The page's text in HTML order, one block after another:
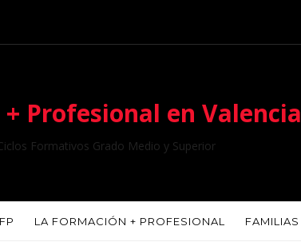
Profesional en Valencia
Formativos Grado Medio y Superior
LA FORMACIÓN + PROFESIONAL FAMILIAS